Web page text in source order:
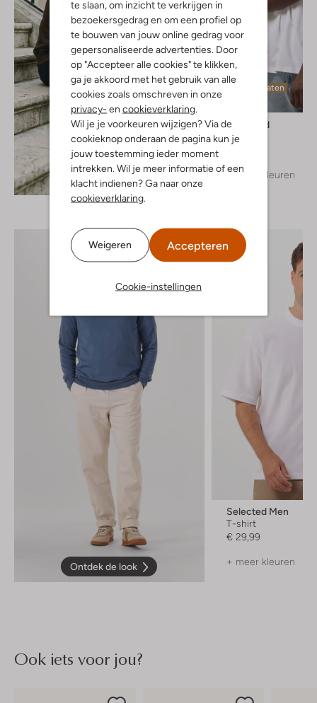
te slaan, om inzicht te verkrijgen in
bezoekersgedrag en om een profiel op
te bouwen van jouw online gedrag voor
gepersonaliseerde advertenties. Door
op "Accepteer alle cookies" te klikken,
ga je akkoord met het gebruik van alle
cookies zoals omschreven in onze
privacy- en cookieverklaring
Wil je je voorkeuren wijzigen? Via de
cookieknop onderaan de pagina kun je
jouw toestemming ieder moment
intrekken. Wil je meer informatie of een
klacht indienen? Ga naar onze
cookieverklaring
Weigeren Accepteren
Cookie-instellingen
Ontdek de look
Laatste maten
Woodbird
T-shirt
+ meer kleuren
Ontdek de look
Selected Men
T-shirt
€ 29,99
+ meer kleuren
Ook iets voor jou?